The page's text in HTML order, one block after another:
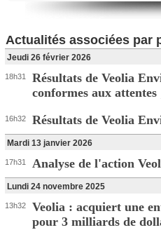
Actualités associées par
Jeudi 26 février 2026
18h31
Résultats de Veolia
conformes aux
16h32 Résultats de Veolia
Mardi 13 janvier 2026
17h31 Analyse de l'action
Lundi 24 novembre 2025
13h32
Veolia : acquiert une
pour 3 milliards de